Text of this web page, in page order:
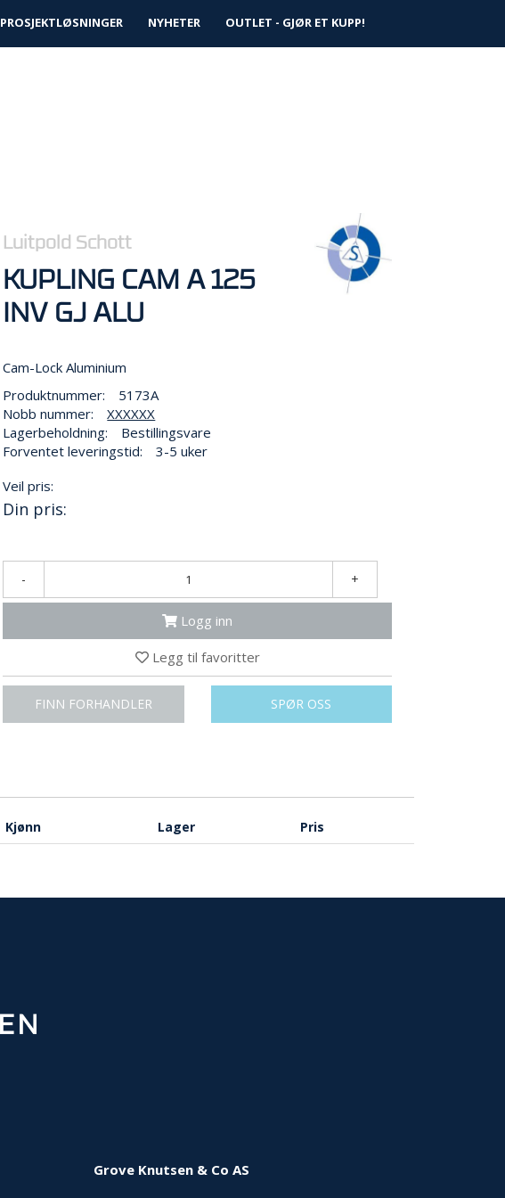
Logg inn Infosenter Favoritter
PROSJEKTLØSNINGER NYHETER OUTLET - GJØR ET KUPP!
Luitpold Schott
KUPLING CAM A 125
INV GJ ALU
Cam-Lock Aluminium
Produktnummer:
5173A
Nobb nummer:
XXXXXX
Lagerbeholdning:
Bestillingsvare
Forventet leveringstid:
3-5 uker
Veil pris:
Din pris:
- +
Logg inn
Legg til favoritter
FINN FORHANDLER SPØR OSS
Kjønn Lager Pris
Grove Knutsen & Co AS